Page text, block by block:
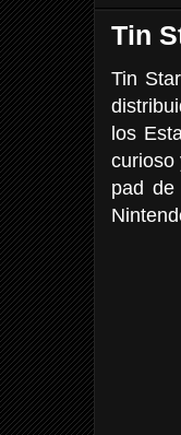
Tin
Tin
los
curioso
pad